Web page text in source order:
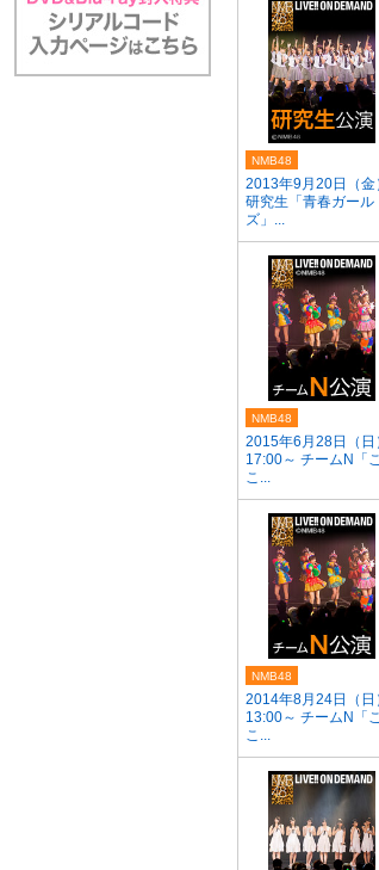
2013年9月20日（金
研究生「青春ガール
ズ」...
NMB48
2015年6月28日（日
17:00～ チームN「こ
こ...
NMB48
2014年8月24日（日
13:00～ チームN「こ
こ...
NMB48